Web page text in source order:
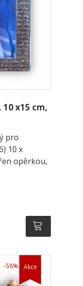
x15 cm,
pro
10 x
opěrkou,
Akce
-58%